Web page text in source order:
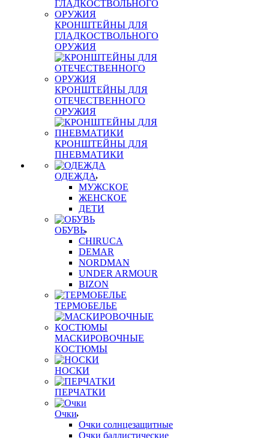
КРОНШТЕЙНЫ ДЛЯ
ГЛАДКОСТВОЛЬНОГО
ОРУЖИЯ
КРОНШТЕЙНЫ ДЛЯ
ОТЕЧЕСТВЕННОГО
ОРУЖИЯ
КРОНШТЕЙНЫ ДЛЯ
ПНЕВМАТИКИ
ОДЕЖДА
МУЖСКОЕ
ЖЕНСКОЕ
ДЕТИ
ОБУВЬ
CHIRUCA
DEMAR
NORDMAN
UNDER ARMOUR
BIZON
ТЕРМОБЕЛЬЕ
МАСКИРОВОЧНЫЕ
КОСТЮМЫ
НОСКИ
ПЕРЧАТКИ
Очки
Очки солнцезащитные
Очки баллистические